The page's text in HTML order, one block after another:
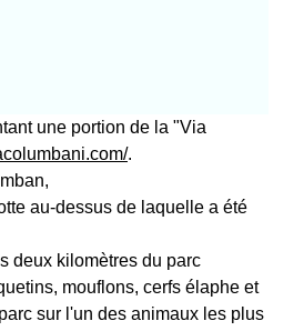
une portion de la "Via
.
au-dessus de laquelle a été
deux kilomètres du parc
mouflons, cerfs élaphe et
sur l'un des animaux les plus